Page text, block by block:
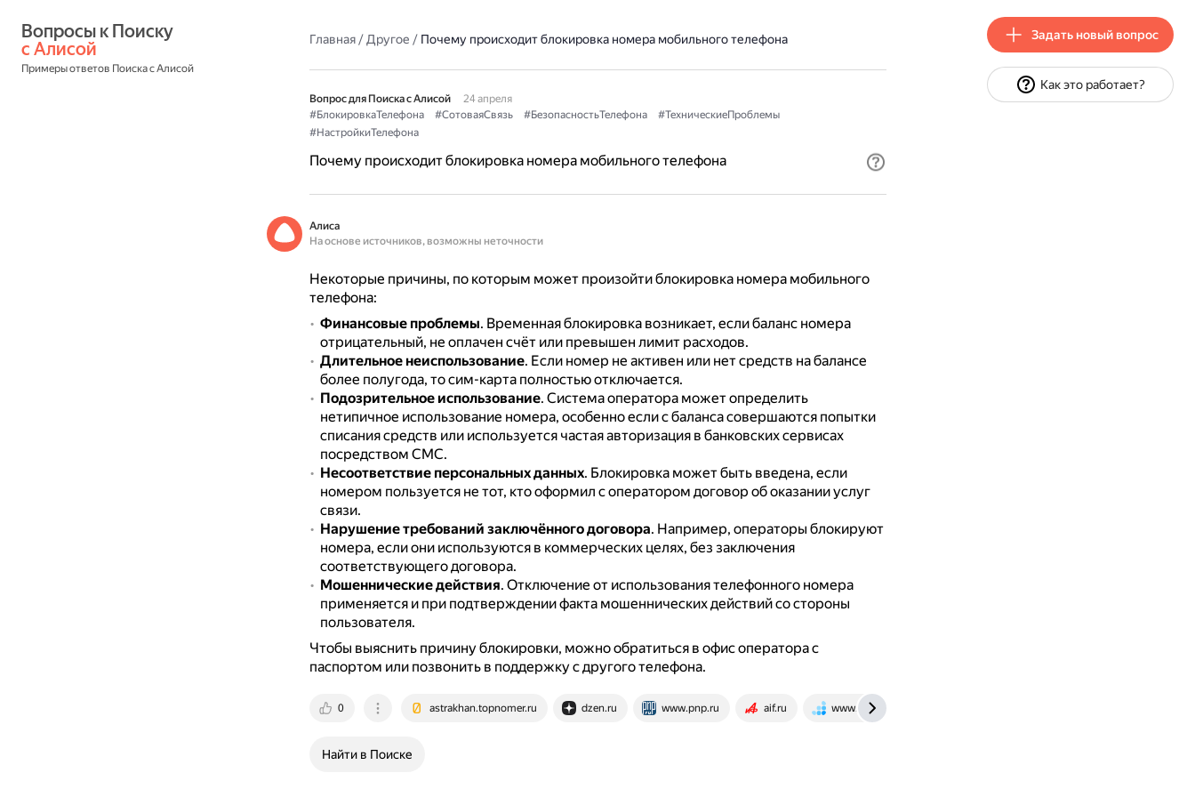
с Алисой
Примеры ответов Поиска с Алисой
Главная/Другое / Почему происходит блокировка номера мобильного телефона
Вопрос для Поиска с Алисой
24 апреля
#БлокировкаТелефона
#СотоваяСвязь #БезопасностьТелефона
#ТехническиеПроблемы
#НастройкиТелефона
Почему происходит блокировка номера мобильного телефона
Алиса
На основе источников, возможны неточности
Некоторые причины, по которым может произойти блокировка номера мобильного
телефона:
Финансовые проблемы. Временная блокировка возникает, если баланс номера
отрицательный, не оплачен счёт или превышен лимит расходов.
Длительное неиспользование. Если номер не активен или нет средств на балансе
более полугода, то сим-карта полностью отключается.
Подозрительное использование. Система оператора может определить
нетипичное использование номера, особенно если с баланса совершаются попытки
списания средств или используется частая авторизация в банковских сервисах
посредством СМС.
Несоответствие персональных данных. Блокировка может быть введена, если
номером пользуется не тот, кто оформил с оператором договор об оказании услуг
связи.
Нарушение требований заключённого договора. Например, операторы блокируют
номера, если они используются в коммерческих целях, без заключения
соответствующего договора.
Мошеннические действия. Отключение от использования телефонного номера
применяется и при подтверждении факта мошеннических действий со стороны
пользователя.
Чтобы выяснить причину блокировки, можно обратиться в офис оператора с
паспортом или позвонить в поддержку с другого телефона.
0 astrakhan.topnomer.ru dzen.ru www.pnp.ru aif.ru www.banki.ru
Найти в Поиске
Задать новый вопрос
Как это работает?